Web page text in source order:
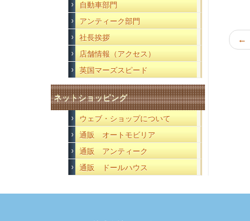
自動車部門
アンティーク部門
社長挨拶
店舗情報（アクセス）
英国マーズスピード
ネットショッピング
ウェブ・ショップについて
通販 オートモビリア
通販 アンティーク
通販 ドールハウス
←